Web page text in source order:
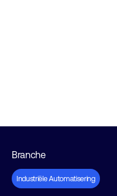
Branche
Industriële Automatisering